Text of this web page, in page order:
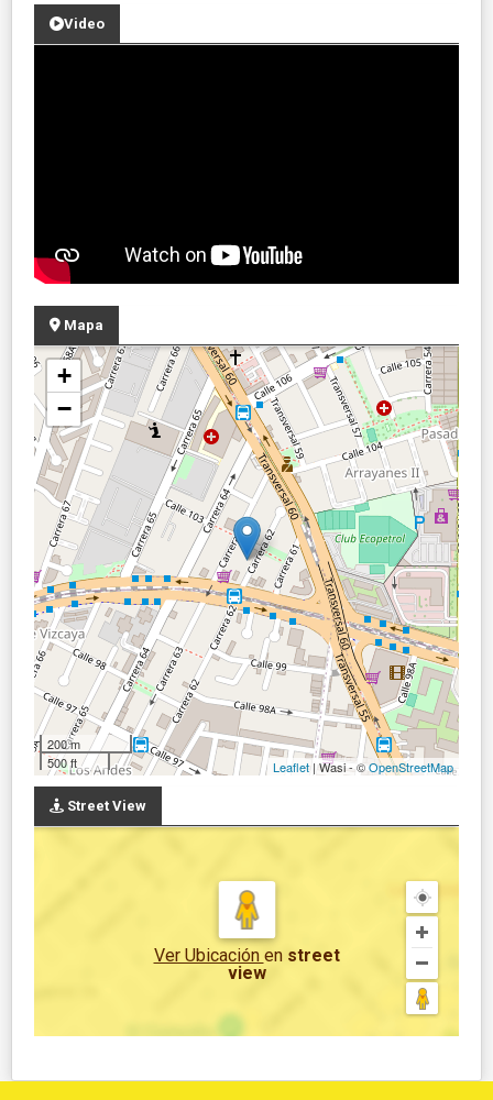
Video
Mapa
+
−
200 m
500 ft
Leaflet | Wasi - ©OpenStreetMap
Street View
Ver Ubicación en street
view